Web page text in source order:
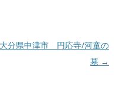
大分県中津市 円応寺/河童の
墓 →